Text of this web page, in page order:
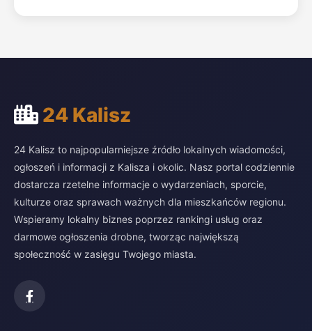
24 Kalisz
24 Kalisz to najpopularniejsze źródło lokalnych wiadomości,
ogłoszeń i informacji z Kalisza i okolic. Nasz portal codziennie
dostarcza rzetelne informacje o wydarzeniach, sporcie,
kulturze oraz sprawach ważnych dla mieszkańców regionu.
Wspieramy lokalny biznes poprzez rankingi usług oraz
darmowe ogłoszenia drobne, tworząc największą
społeczność w zasięgu Twojego miasta.